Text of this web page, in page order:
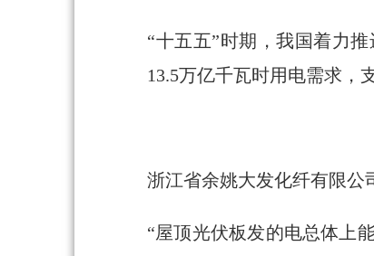
“十五五”时期，我国着力
13.5万亿千瓦时用电需求，
浙江省余姚大发化纤有限公
“屋顶光伏板发的电总体上